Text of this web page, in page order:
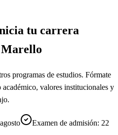
tu carrera
Marello
programas de estudios. Fórmate
valores institucionales y
Examen de admisión: 22